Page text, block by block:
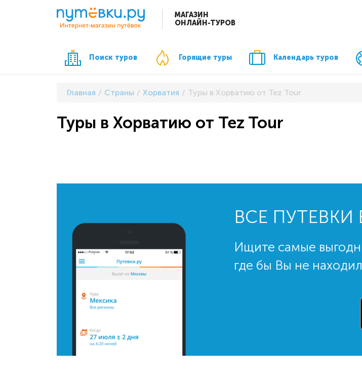
МАГАЗИН
ОНЛАЙН-ТУРОВ
Поиск туров Горящие туры Календарь туров
Главная Страны Хорватия Туры в Хорватию от Tez Tour
Туры в Хорватию от Tez Tour
ВСЕ
Ищите самые
где бы Вы не